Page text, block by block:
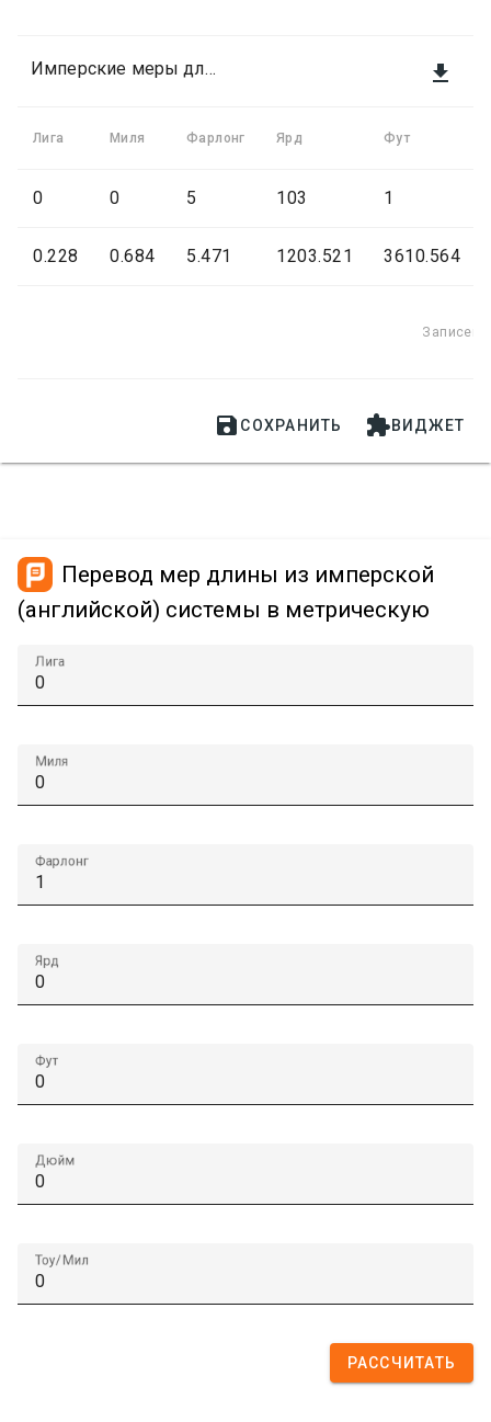

Имперские меры длины
Лига Миля Фарлонг Ярд Фут
0 0 5 103 1
0.228 0.684 5.471 1203.521 3610.564
Записей:
 СОХРАНИТЬ ВИДЖЕТ
Перевод мер длины из имперской
(английской) системы в метрическую
Лига
Миля
Фарлонг
Ярд
Фут
Дюйм
Тоу/Мил
РАССЧИТАТЬ